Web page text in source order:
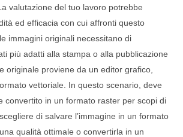
valutazione del tuo lavoro potrebbe
ed efficacia con cui affronti questo
immagini originali necessitano di
più adatti alla stampa o alla pubblicazione
originale proviene da un editor grafico,
vettoriale. In questo scenario, deve
convertito in un formato raster per scopi di
di salvare l’immagine in un formato
qualità ottimale o convertirla in un